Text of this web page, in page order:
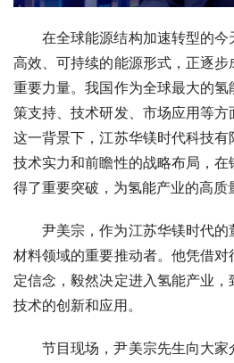
在全球能源结构加速转型的今
高效、可持续的能源形式，正逐
重要力量。我国作为全球最大的
策支持、技术研发、市场应用等
这一背景下，江苏华镁时代科技
技术实力和前瞻性的战略布局，
得了重要突破，为氢能产业的高质
尹美宗，作为江苏华镁时代
材料领域的重要推动者。他凭借
定信念，毅然决定进入氢能产业
技术的创新和应用。
节目现场，尹美宗先生向大